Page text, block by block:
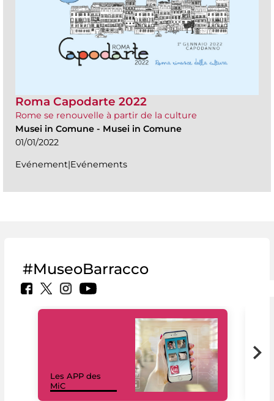
Roma Capodarte 2022
Rome se renouvelle à partir de la culture
Musei in Comune - Musei in Comune
01/01/2022
Evénement|Evénements
#MuseoBarracco
Les APP des
MiC